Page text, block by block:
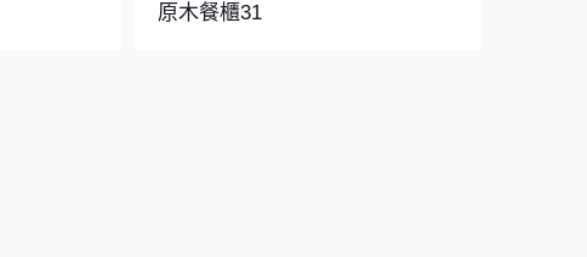
原木餐櫃31